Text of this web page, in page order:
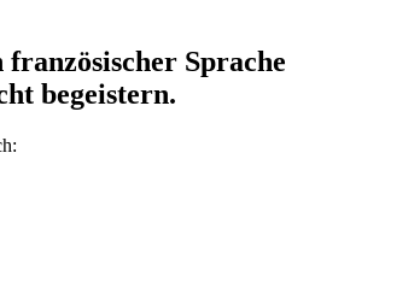
Sprache
begeistern.